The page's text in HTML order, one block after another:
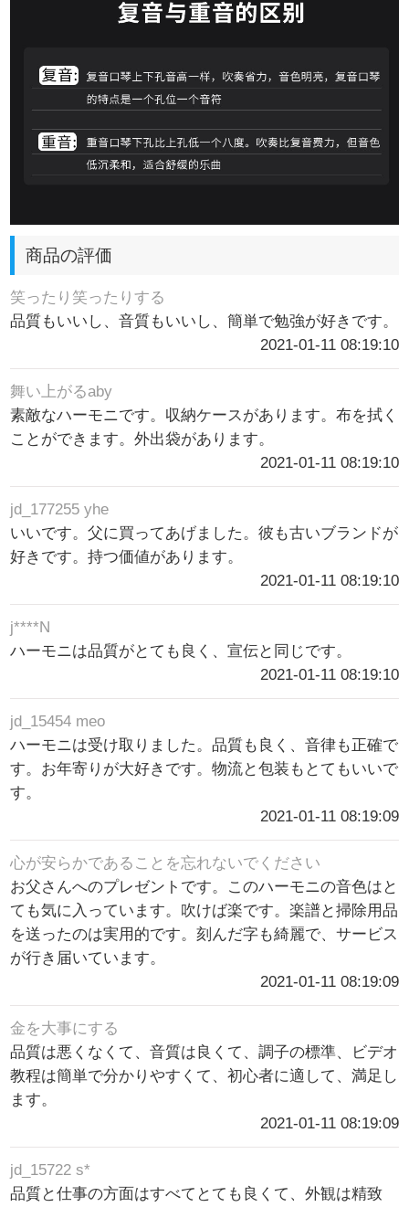
商品の評価
笑ったり笑ったりする
品質もいいし、音質もいいし、簡単で勉強が好きです。
2021-01-11 08:19:10
舞い上がるaby
素敵なハーモニです。収納ケースがあります。布を拭く
ことができます。外出袋があります。
2021-01-11 08:19:10
jd_177255 yhe
いいです。父に買ってあげました。彼も古いブランドが
好きです。持つ価値があります。
2021-01-11 08:19:10
j****N
ハーモニは品質がとても良く、宣伝と同じです。
2021-01-11 08:19:10
jd_15454 meo
ハーモニは受け取りました。品質も良く、音律も正確で
す。お年寄りが大好きです。物流と包装もとてもいいで
す。
2021-01-11 08:19:09
心が安らかであることを忘れないでください
お父さんへのプレゼントです。このハーモニの音色はと
ても気に入っています。吹けば楽です。楽譜と掃除用品
を送ったのは実用的です。刻んだ字も綺麗で、サービス
が行き届いています。
2021-01-11 08:19:09
金を大事にする
品質は悪くなくて、音質は良くて、調子の標準、ビデオ
教程は簡単で分かりやすくて、初心者に適して、満足し
ます。
2021-01-11 08:19:09
jd_15722 s*
品質と仕事の方面はすべてとても良くて、外観は精致